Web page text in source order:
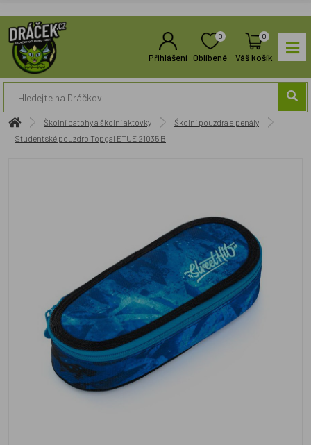
Přihlášení
0
Oblíbené
0
Váš košík
Školní batohy a školní aktovky
Školní pouzdra a penály
Studentské pouzdro Topgal ETUE 21035 B